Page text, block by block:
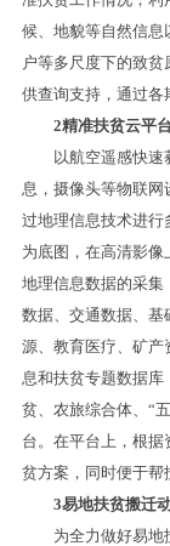
候、地貌等自然信息
户等多尺度下的致
供查询支持，通过各
2精准扶贫云平台
以航空遥感快速获
息，摄像头等物联网
过地理信息技术进行
为底图，在高清影
地理信息数据的采集
数据、交通数据、基
源、教育医疗、矿产
息和扶贫专题数据库
贫、农旅综合体、“
台。在平台上，根
贫方案，同时便于帮
3易地扶贫搬迁动
为全力做好易地扶